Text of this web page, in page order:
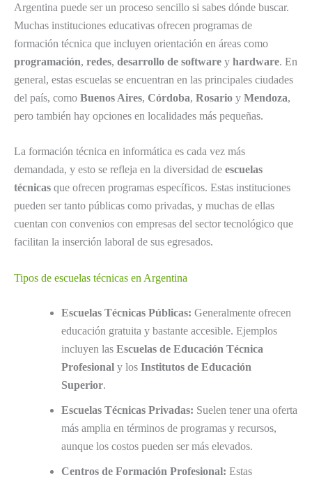
Argentina puede ser un proceso sencillo si sabes dónde buscar.
Muchas instituciones educativas ofrecen programas de
formación técnica que incluyen orientación en áreas como
programación, redes, desarrollo de software y hardware. En
general, estas escuelas se encuentran en las principales ciudades
del país, como Buenos Aires, Córdoba, Rosario y Mendoza,
pero también hay opciones en localidades más pequeñas.
La formación técnica en informática es cada vez más
demandada, y esto se refleja en la diversidad de escuelas
técnicas que ofrecen programas específicos. Estas instituciones
pueden ser tanto públicas como privadas, y muchas de ellas
cuentan con convenios con empresas del sector tecnológico que
facilitan la inserción laboral de sus egresados.
Tipos de escuelas técnicas en Argentina
Escuelas Técnicas Públicas: Generalmente ofrecen
educación gratuita y bastante accesible. Ejemplos
incluyen las Escuelas de Educación Técnica
Profesional y los Institutos de Educación
Superior.
Escuelas Técnicas Privadas: Suelen tener una oferta
más amplia en términos de programas y recursos,
aunque los costos pueden ser más elevados.
Centros de Formación Profesional: Estas